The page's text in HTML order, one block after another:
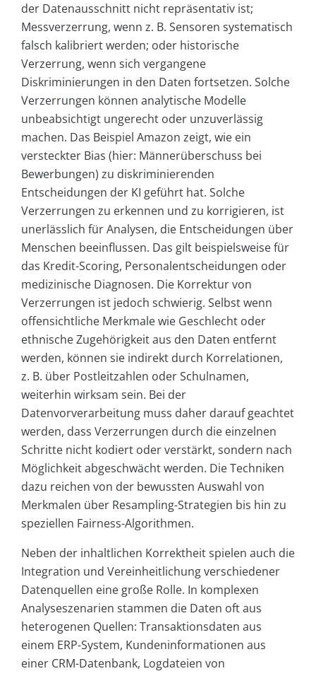
der Datenausschnitt nicht repräsentativ ist;
Messverzerrung, wenn z. B. Sensoren systematisch
falsch kalibriert werden; oder historische
Verzerrung, wenn sich vergangene
Diskriminierungen in den Daten fortsetzen. Solche
Verzerrungen können analytische Modelle
unbeabsichtigt ungerecht oder unzuverlässig
machen. Das Beispiel Amazon zeigt, wie ein
versteckter Bias (hier: Männerüberschuss bei
Bewerbungen) zu diskriminierenden
Entscheidungen der KI geführt hat. Solche
Verzerrungen zu erkennen und zu korrigieren, ist
unerlässlich für Analysen, die Entscheidungen über
Menschen beeinflussen. Das gilt beispielsweise für
das Kredit-Scoring, Personalentscheidungen oder
medizinische Diagnosen. Die Korrektur von
Verzerrungen ist jedoch schwierig. Selbst wenn
offensichtliche Merkmale wie Geschlecht oder
ethnische Zugehörigkeit aus den Daten entfernt
werden, können sie indirekt durch Korrelationen,
z. B. über Postleitzahlen oder Schulnamen,
weiterhin wirksam sein. Bei der
Datenvorverarbeitung muss daher darauf geachtet
werden, dass Verzerrungen durch die einzelnen
Schritte nicht kodiert oder verstärkt, sondern nach
Möglichkeit abgeschwächt werden. Die Techniken
dazu reichen von der bewussten Auswahl von
Merkmalen über Resampling-Strategien bis hin zu
speziellen Fairness-Algorithmen.
Neben der inhaltlichen Korrektheit spielen auch die
Integration und Vereinheitlichung verschiedener
Datenquellen eine große Rolle. In komplexen
Analyseszenarien stammen die Daten oft aus
heterogenen Quellen: Transaktionsdaten aus
einem ERP-System, Kundeninformationen aus
einer CRM-Datenbank, Logdateien von